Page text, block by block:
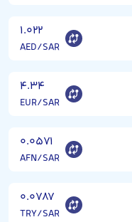
۱.۰۲۲
AED/SAR
۴.۳۴
EUR/SAR
۰.۰۵۷۱
AFN/SAR
۰.۰۷۸۷
TRY/SAR